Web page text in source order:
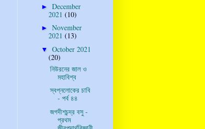
► December
2021 (10)
► November
2021 (13)
▼ October 2021
(20)
নিউরনের জাল ও
মহাবিশ্ব
স্বপ্নলোকের চাবি
- পর্ব ৪৪
জগদীশচন্দ্র বসু -
প্রথম